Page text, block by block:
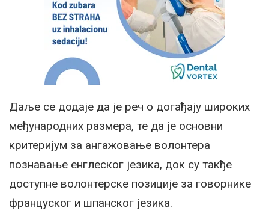
Даље се додаје да је реч о догађају широких
међународних размера, те да је основни
критеријум за ангажовање волонтера
познавање енглеског језика, док су такђе
доступне волонтерске позиције за говорнике
француског и шпанског језика.